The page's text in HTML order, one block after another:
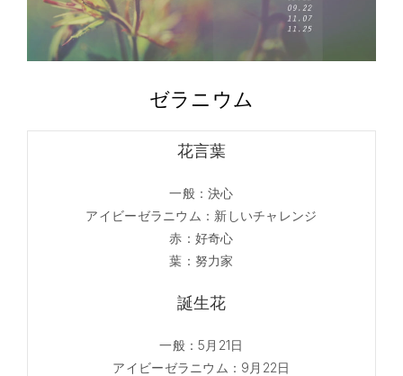
ゼラニウム
花言葉
一般：決心
アイビーゼラニウム：新しいチャレンジ
赤：好奇心
葉：努力家
誕生花
一般：5月21日
アイビーゼラニウム：9月22日